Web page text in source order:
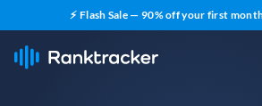
⚡ Flash Sale — 90% off your first